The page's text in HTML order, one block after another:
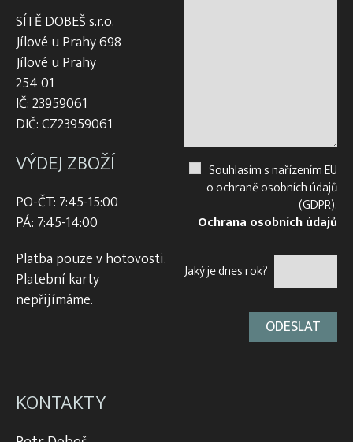
SÍTĚ DOBEŠ s.r.o.
Jílové u Prahy 698
Jílové u Prahy
254 01
IČ: 23959061
DIČ: CZ23959061
VÝDEJ ZBOŽÍ
PO-ČT: 7:45-15:00
PÁ: 7:45-14:00
Platba pouze v hotovosti.
Platební karty
nepřijímáme.
Souhlasím s nařízením EU
o ochraně osobních údajů
(GDPR).
Ochrana osobních údajů
Jaký je dnes rok?
KONTAKTY